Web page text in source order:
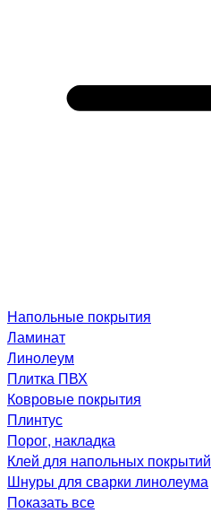
Напольные покрытия
Ламинат
Линолеум
Плитка ПВХ
Ковровые покрытия
Плинтус
Порог, накладка
Клей для напольных покрытий
Шнуры для сварки линолеума
Показать все